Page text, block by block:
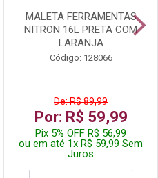
MALETA FERRAMENTAS
NITRON 16L PRETA COM
LARANJA
Código: 128066
De: R$ 89,99
Por: R$ 59,99
Pix 5% OFF R$ 56,99
ou em até 1x R$ 59,99 Sem
Juros